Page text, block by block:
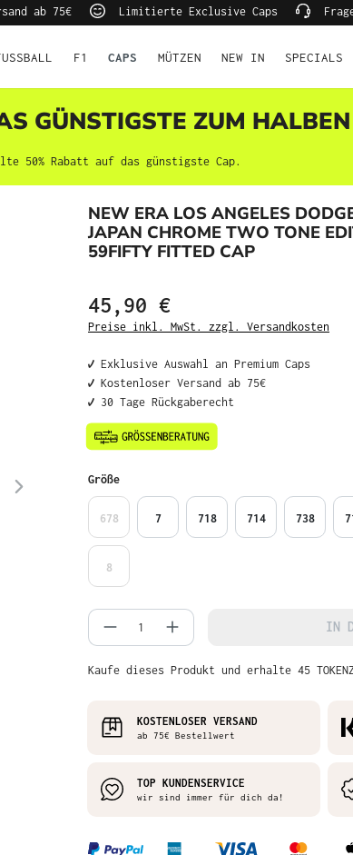
ab 75€ Limitierte Exclusive Caps
F1 CAPS MÜTZEN NEW IN SPECIALS
GÜNSTIGSTE ZUM
50% Rabatt auf das günstigste Cap.
NEW ERA LOS ANGELES
JAPAN CHROME TWO TONE
59FIFTY FITTED CAP
45,90 €
Preise inkl. MwSt. zzgl. Versandkosten
✔️ Exklusive Auswahl an Premium Caps
✔️ Kostenloser Versand ab 75€
✔️ 30 Tage Rückgaberecht
Größeauswählen
678 7 718 714 738
8
Produkt Anzahl: Gib den IN
Kaufe dieses Produkt und erhalte 45
KOSTENLOSER VERSAND
ab 75€ Bestellwert
TOP KUNDENSERVICE
wir sind immer für dich da!